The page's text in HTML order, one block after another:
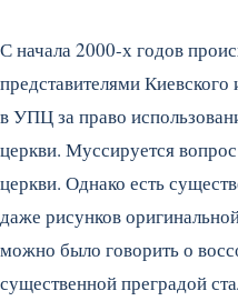
С начала 2000-х годов
представителями
в УПЦ за право
церкви. Муссируется
церкви. Однако есть
даже рисунков
можно было говорить о
существенной преградой